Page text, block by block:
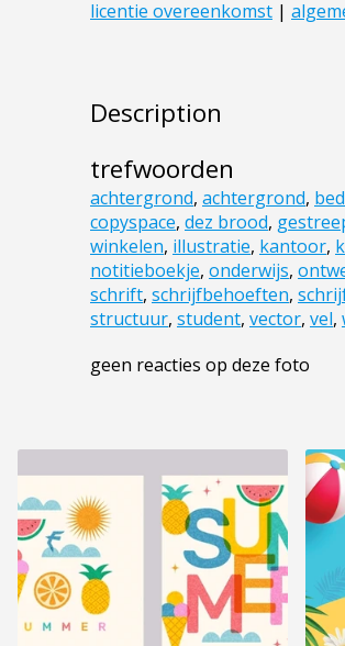
Description
trefwoorden
achtergrond, achtergrond,
copyspace, dez brood,
winkelen, illustratie, kantoor,
notitieboekje, onderwijs,
schrift, schrijfbehoeften,
structuur, student, vector, vel,
geen reacties op deze foto